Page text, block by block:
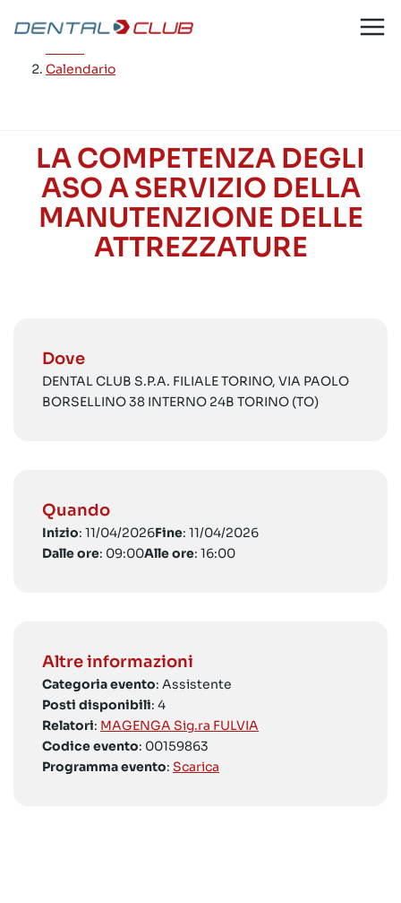
contenuto
Calendario
LA COMPETENZA DEGLI
ASO A SERVIZIO DELLA
MANUTENZIONE DELLE
ATTREZZATURE
Dove
DENTAL CLUB S.P.A. FILIALE TORINO, VIA PAOLO
BORSELLINO 38 INTERNO 24B TORINO (TO)
Quando
Inizio: 11/04/2026Fine: 11/04/2026
Dalle ore: 09:00Alle ore: 16:00
Altre informazioni
Categoria evento: Assistente
Posti disponibili: 4
Relatori: MAGENGA Sig.ra FULVIA
Codice evento: 00159863
Programma evento: Scarica